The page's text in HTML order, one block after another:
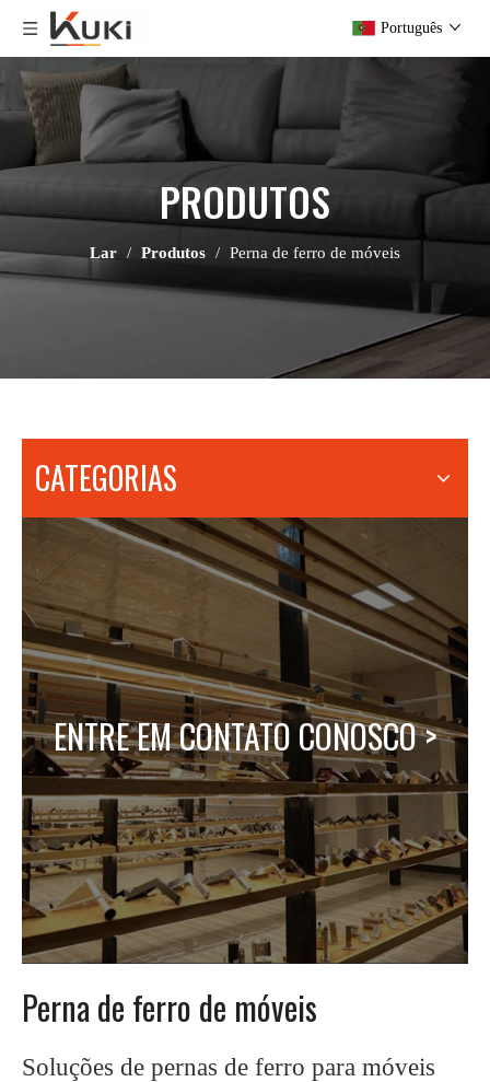
Português
PRODUTOS
Lar / Produtos / Perna de ferro de móveis
CATEGORIAS
ENTRE EM CONTATO CONOSCO >
Perna de ferro de móveis
Soluções de pernas de ferro para móveis